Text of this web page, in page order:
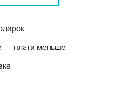
— плати меньше